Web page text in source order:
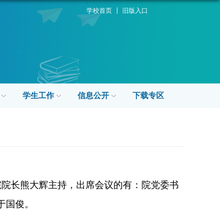
学校首页 旧版入口
学生工作 信息公开 下载专区
长熊大辉主持，出席会议的有：院党委书
俊。